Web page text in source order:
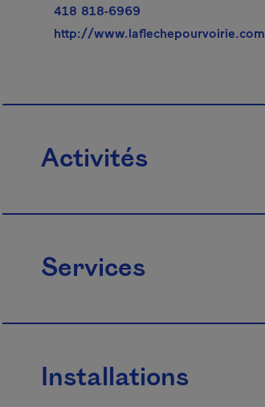
418 818-6969
http://www.laflechepourvoirie.com
Activités
Services
Installations